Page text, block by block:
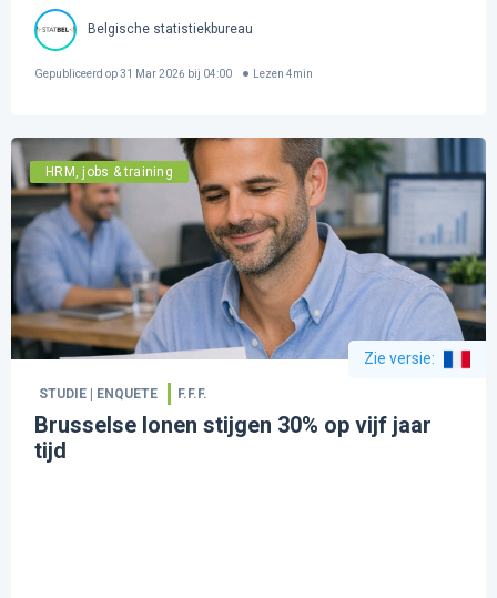
Belgische statistiekbureau
Gepubliceerd op31 Mar 2026 bij 04:00 Lezen 4min
HRM, jobs & training
Zie versie:
STUDIE | ENQUETE F.F.F.
Brusselse lonen stijgen 30% op vijf jaar
tijd